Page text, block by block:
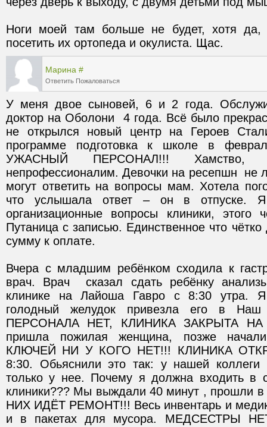
Ноги моей там больше не будет, хотя да,
посетить их ортопеда и окулиста. Щас.
Марина #
Ответить Пожаловаться
У меня двое сыновей, 6 и 2 года.
доктор на Оболони  4 года. Всё было
не открылся новый центр на Героев
программе подготовка к школе в
УЖАСНЫЙ ПЕРСОНАЛ!!! Хамство,
непрофессионалим. Девочки на ресепшн  не
могут ответить на вопросы мам. Хотела
что услышала ответ – он в отпуске. Я
организационные вопросы клиники,
Путаница с записью. Единственное что
Вчера с младшим ребёнком сходила к
врач. Врач  сказал сдать ребёнку
клинике на Лайоша Гавро с 8:30 утра. Я
голодный желудок привезла его в
ПЕРСОНАЛА НЕТ, КЛИНИКА ЗАКРЫТА НА
пришла пожилая женщина, позже
КЛЮЧЕЙ НИ У КОГО НЕТ!!! КЛИНИКА
8:30. Обьяснили это так: у нашей коллеги
только у нее. Почему я должна входить в
клиники??? Мы выждали 40 минут , прошли в
НИХ ИДЁТ РЕМОНТ!!! Весь инвентарь и
и в пакетах для мусора. МЕДСЕСТРЫ